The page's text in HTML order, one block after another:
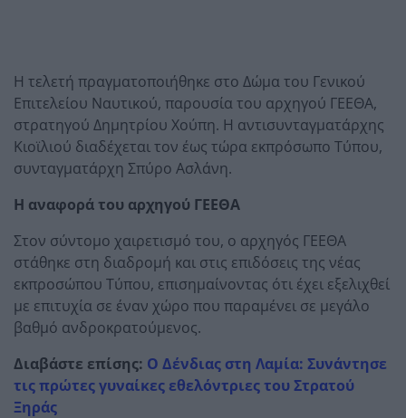
Η τελετή πραγματοποιήθηκε στο Δώμα του Γενικού
Επιτελείου Ναυτικού, παρουσία του αρχηγού ΓΕΕΘΑ,
στρατηγού Δημητρίου Χούπη. Η αντισυνταγματάρχης
Κιοϊλιού διαδέχεται τον έως τώρα εκπρόσωπο Τύπου,
συνταγματάρχη Σπύρο Ασλάνη.
Η αναφορά του αρχηγού ΓΕΕΘΑ
Στον σύντομο χαιρετισμό του, ο αρχηγός ΓΕΕΘΑ
στάθηκε στη διαδρομή και στις επιδόσεις της νέας
εκπροσώπου Τύπου, επισημαίνοντας ότι έχει εξελιχθεί
με επιτυχία σε έναν χώρο που παραμένει σε μεγάλο
βαθμό ανδροκρατούμενος.
Διαβάστε επίσης: Ο Δένδιας στη Λαμία: Συνάντησε
τις πρώτες γυναίκες εθελόντριες του Στρατού
Ξηράς